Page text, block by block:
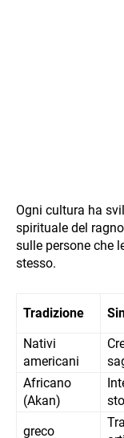
Ogni cultura ha
spirituale del
sulle persone che
stesso.
Tradizione
Nativi
americani
Africano
(Akan)
greco